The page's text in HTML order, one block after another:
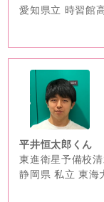
愛知県立 時習館
no
image
平井恒太郎くん
東進衛星予備校
静岡県 私立 東海